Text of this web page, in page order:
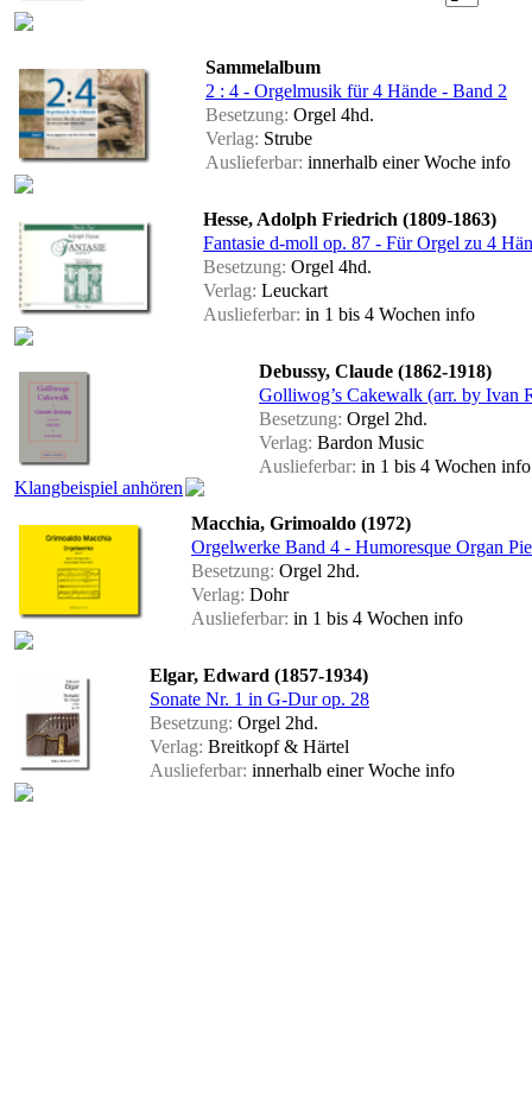
Sammelalbum
2 : 4 - Orgelmusik für 4 Hände - Band 2
Besetzung: Orgel 4hd.
Verlag: Strube
Auslieferbar: innerhalb einer Woche info
Hesse, Adolph Friedrich (1809-1863)
Fantasie d-moll op. 87 - Für Orgel zu 4
Besetzung: Orgel 4hd.
Verlag: Leuckart
Auslieferbar: in 1 bis 4 Wochen info
Klangbeispiel anhören
Debussy, Claude (1862-1918)
Golliwog’s Cakewalk (arr. by Ivan
Besetzung: Orgel 2hd.
Verlag: Bardon Music
Auslieferbar: in 1 bis 4 Wochen info
Macchia, Grimoaldo (1972)
Orgelwerke Band 4 - Humoresque Organ
Besetzung: Orgel 2hd.
Verlag: Dohr
Auslieferbar: in 1 bis 4 Wochen info
Elgar, Edward (1857-1934)
Sonate Nr. 1 in G-Dur op. 28
Besetzung: Orgel 2hd.
Verlag: Breitkopf & Härtel
Auslieferbar: innerhalb einer Woche info